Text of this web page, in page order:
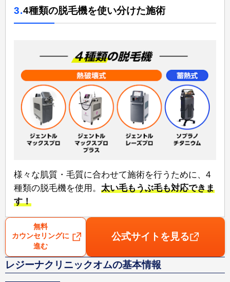
3.4種類の脱毛機を使い分けた施術
様々な肌質・毛質に合わせて施術を行うために、⁠4
種類の脱毛機⁠を使用。 太い毛もうぶ毛も対応できま
す！
無料
カウンセリングに
進む
公式サイトを見る
レジーナクリニックオムの基本情報